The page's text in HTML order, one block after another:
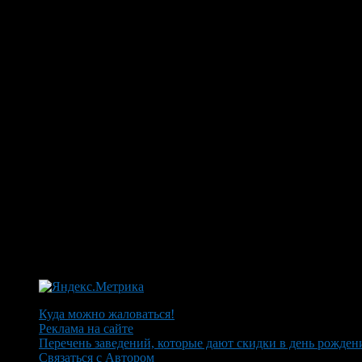
Куда можно жаловаться!
Реклама на сайте
Перечень заведений, которые дают скидки в день
Связаться с Автором